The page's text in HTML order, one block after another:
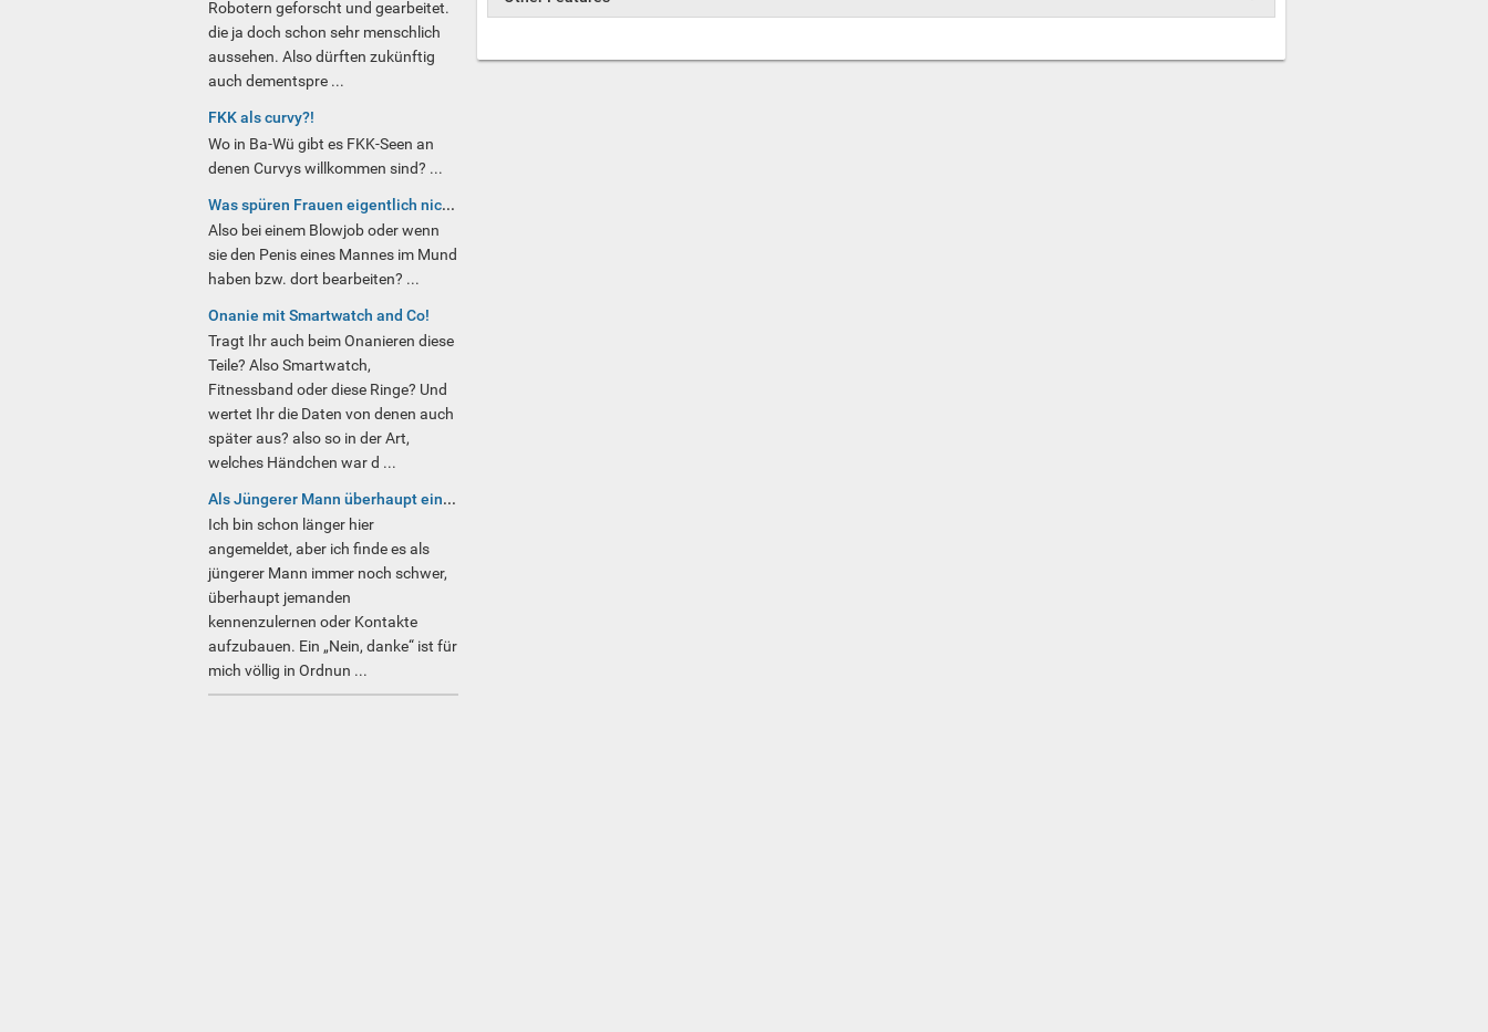
Robotern geforscht und gearbeitet.
die ja doch schon sehr menschlich
aussehen. Also dürften zukünftig
auch dementspre ...
FKK als curvy?!
Wo in Ba-Wü gibt es FKK-Seen an
denen Curvys willkommen sind? ...
Was spüren Frauen eigentlich nicht?
Also bei einem Blowjob oder wenn
sie den Penis eines Mannes im Mund
haben bzw. dort bearbeiten? ...
Onanie mit Smartwatch and Co!
Tragt Ihr auch beim Onanieren diese
Teile? Also Smartwatch,
Fitnessband oder diese Ringe? Und
wertet Ihr die Daten von denen auch
später aus? also so in der Art,
welches Händchen war d ...
Als Jüngerer Mann überhaupt eine Chance?
Ich bin schon länger hier
angemeldet, aber ich finde es als
jüngerer Mann immer noch schwer,
überhaupt jemanden
kennenzulernen oder Kontakte
aufzubauen. Ein „Nein, danke“ ist für
mich völlig in Ordnun ...